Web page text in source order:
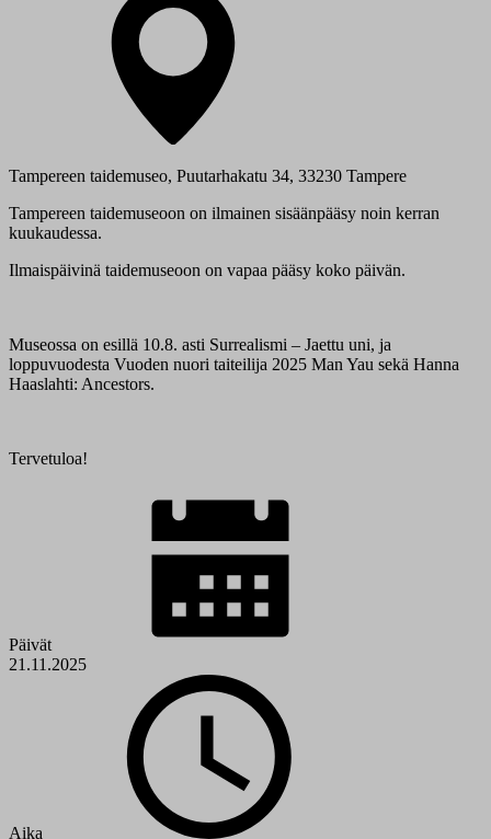
Tampereen taidemuseo, Puutarhakatu 34, 33230 Tampere
Tampereen taidemuseoon on ilmainen sisäänpääsy noin kerran
kuukaudessa.
Ilmaispäivinä taidemuseoon on vapaa pääsy koko päivän.
Museossa on esillä 10.8. asti Surrealismi – Jaettu uni, ja
loppuvuodesta Vuoden nuori taiteilija 2025 Man Yau sekä Hanna
Haaslahti: Ancestors.
Tervetuloa!
Päivät
21.11.2025
Aika